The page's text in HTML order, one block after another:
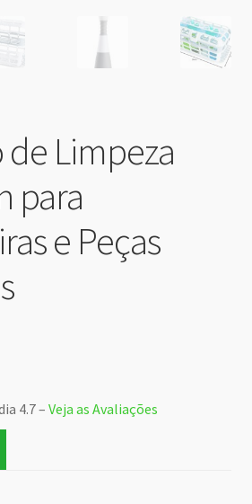
Limpeza
para
e Peças
4.7 – Veja as Avaliações